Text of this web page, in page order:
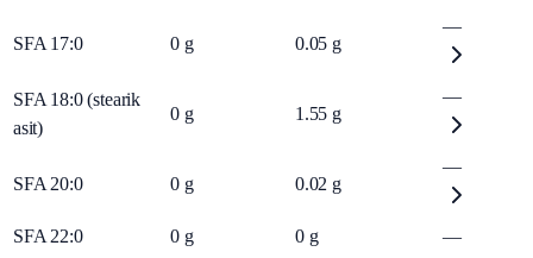
SFA 17:0 0 g 0.05 g
—
SFA 18:0 (stearik
asit)
0 g 1.55 g
—
SFA 20:0 0 g 0.02 g
—
SFA 22:0 0 g 0 g
—